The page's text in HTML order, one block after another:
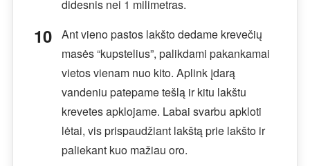
didesnis nei 1 milimetras.
Ant vieno pastos lakšto dedame krevečių
masės “kupstelius”, palikdami pakankamai
vietos vienam nuo kito. Aplink įdarą
vandeniu patepame tešlą ir kitu lakštu
krevetes apklojame. Labai svarbu apkloti
lėtai, vis prispaudžiant lakštą prie lakšto ir
paliekant kuo mažiau oro.